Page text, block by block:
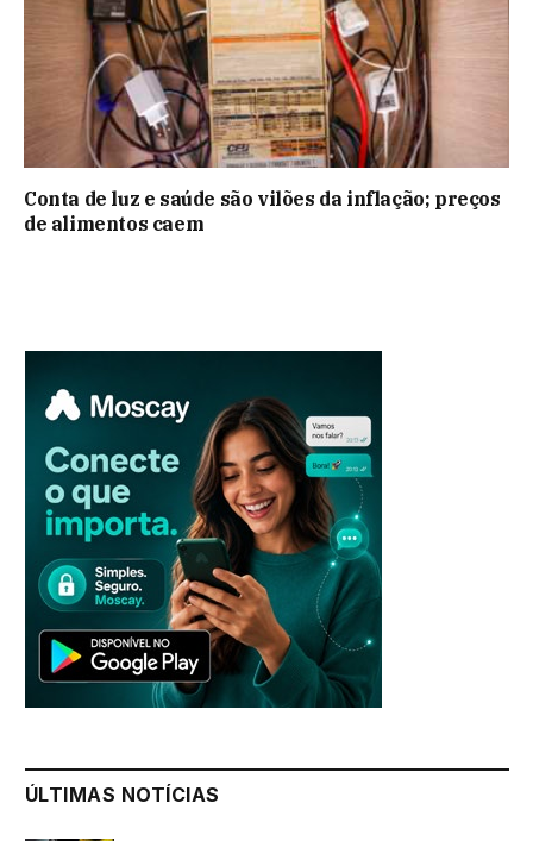
Conta de luz e saúde são vilões da inflação; preços
de alimentos caem
ÚLTIMAS NOTÍCIAS